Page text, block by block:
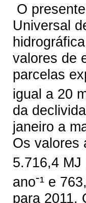
O
Universal
valores de
parcelas
igual a 20
da
janeiro a
Os valores
5.716,4 MJ
ano-¹ e
para 2011.